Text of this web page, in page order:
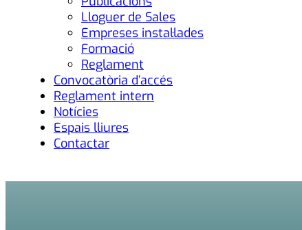
Lloguer de Sales
Empreses instal·lades
Formació
Reglament
Convocatòria d’accés
Reglament intern
Notícies
Espais lliures
Contactar